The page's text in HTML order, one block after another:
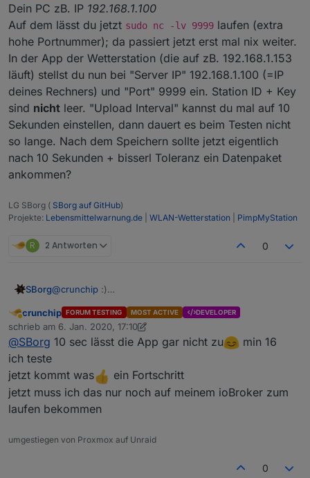
Dein PC zB. IP 192.168.1.100
Auf dem lässt du jetzt sudo nc -lv 9999 laufen (extra
hohe Portnummer); da passiert jetzt erst mal nix weiter.
In der App der Wetterstation (die auf zB. 192.168.1.153
läuft) stellst du nun bei "Server IP" 192.168.1.100 (=IP
deines Rechners) und "Port" 9999 ein. Station ID + Key
sind nicht leer. "Upload Interval" kannst du mal auf 10
Sekunden einstellen, dann dauert es beim Testen nicht
so lange. Nach dem Speichern sollte jetzt eigentlich
nach 10 Sekunden + bisserl Toleranz ein Datenpaket
ankommen?
LG SBorg ( SBorg auf GitHub)
Projekte: Lebensmittelwarnung.de WLAN-Wetterstation PimpMyStation
R 2 Antworten 0
SBorg@crunchip :)
Auf dem lässt du jetztsudo nc -lv 9999laufen (extra
hohe Portnummer); da passiert jetzt erst mal nix weiter.
In der App der Wetterstation (die auf zB. 192.168.1.153
deines Rechners) und "Port" 9999 ein. Station ID + Key
sind nichtleer. "Upload Interval" kannst du mal auf 10
Sekunden einstellen, dann dauert es beim Testen nicht
so lange. Nach dem Speichern sollte jetzt eigentlich
Abwesend
crunchip FORUM TESTING MOST ACTIVE DEVELOPER
schrieb am 6. Jan. 2020, 17:10
zuletzt editiert von crunchip 1. Juni 2020, 18:14
@SBorg 10 sec lässt die App gar nicht zu
min 16
ich teste
jetzt kommt was
ein Fortschritt
jetzt muss ich das nur noch auf meinem ioBroker zum
laufen bekommen
umgestiegen von Proxmox auf Unraid
0